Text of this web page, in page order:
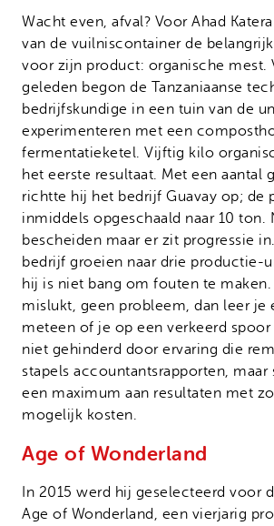
Wacht even, afval? Voor Ahad
van de vuilniscontainer de
voor zijn product: organische mest.
geleden begon de Tanzaniaanse
bedrijfskundige in een tuin van de
experimenteren met een
fermentatieketel. Vijftig kilo
het eerste resultaat. Met een aantal
richtte hij het bedrijf Guavay op; de
inmiddels opgeschaald naar 10 ton.
bescheiden maar er zit progressie
bedrijf groeien naar drie productie-
hij is niet bang om fouten te maken.
mislukt, geen probleem, dan leer je
meteen of je op een verkeerd
niet gehinderd door ervaring die
stapels accountantsrapporten, maar
een maximum aan resultaten met
mogelijk kosten.
Age of Wonderland
In 2015 werd hij geselecteerd voor
Age of Wonderland, een vierjarig